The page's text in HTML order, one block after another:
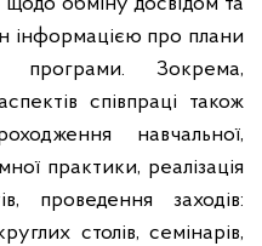
інформацією про плани
програми. Зокрема,
співпраці також
навчальної,
практики, реалізація
проведення заходів:
столів, семінарів,